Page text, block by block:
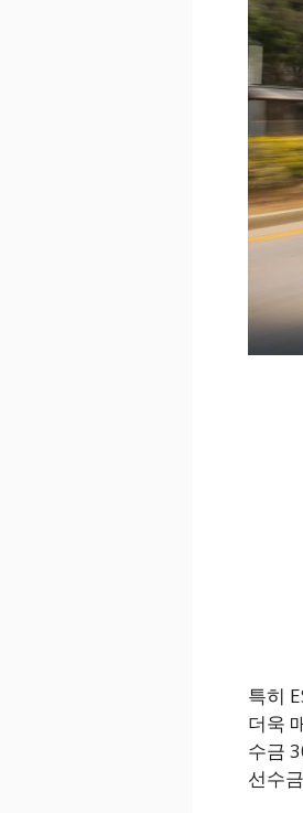
특히
더욱
수금
선수